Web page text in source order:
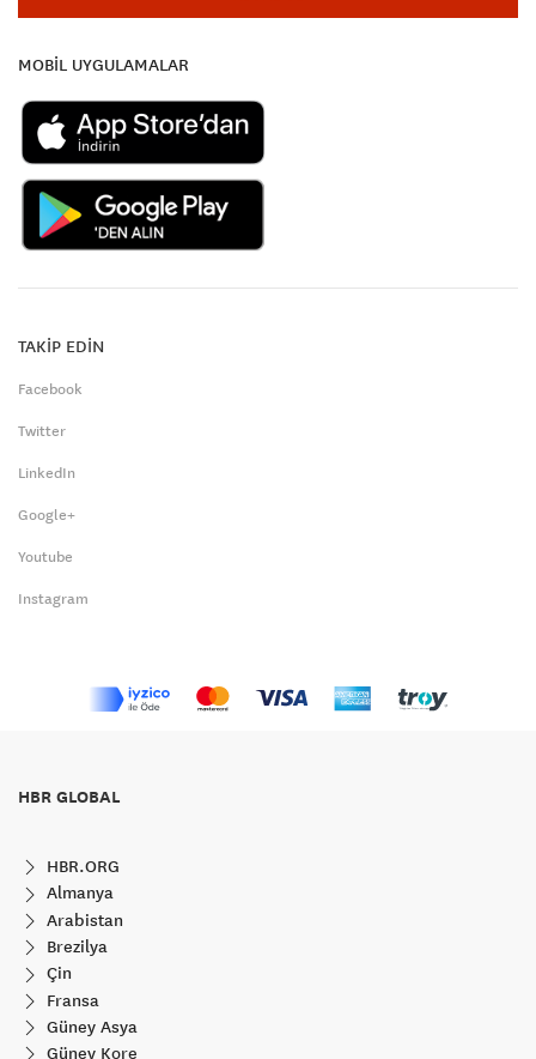
MOBİL UYGULAMALAR
TAKİP EDİN
Facebook
Twitter
LinkedIn
Google+
Youtube
Instagram
HBR GLOBAL
HBR.ORG
Almanya
Arabistan
Brezilya
Çin
Fransa
Güney Asya
Güney Kore